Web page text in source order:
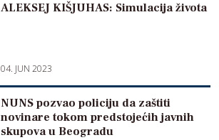
ALEKSEJ KIŠJUHAS: Simulacija života
04. JUN 2023
NUNS pozvao policiju da zaštiti
novinare tokom predstojećih javnih
skupova u Beogradu